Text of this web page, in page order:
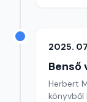
2025.
Benső
Herbert
könyvből